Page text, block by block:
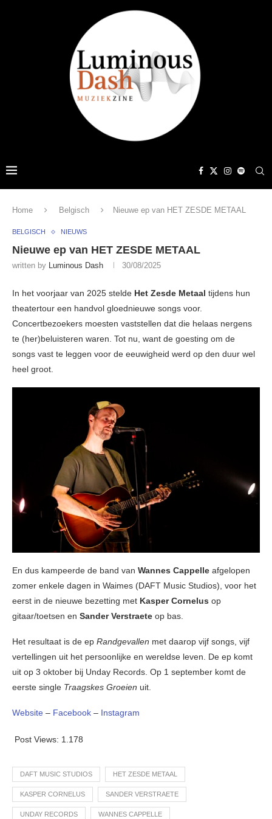
Home Belgisch Nieuwe ep van HET ZESDE METAAL
BELGISCH NIEUWS
Nieuwe ep van HET ZESDE METAAL
written by Luminous Dash 30/08/2025
In het voorjaar van 2025 stelde Het Zesde Metaal tijdens hun
theatertour een handvol gloednieuwe songs voor.
Concertbezoekers moesten vaststellen dat die helaas nergens
te (her)beluisteren waren. Tot nu, want de goesting om de
songs vast te leggen voor de eeuwigheid werd op den duur wel
heel groot.
En dus kampeerde de band van Wannes Cappelle afgelopen
zomer enkele dagen in Waimes (DAFT Music Studios), voor het
eerst in de nieuwe bezetting met Kasper Cornelus op
gitaar/toetsen en Sander Verstraete op bas.
Het resultaat is de ep Randgevallen met daarop vijf songs, vijf
vertellingen uit het persoonlijke en wereldse leven. De ep komt
uit op 3 oktober bij Unday Records. Op 1 september komt de
eerste single Traagskes Groeien uit.
Website – Facebook – Instagram
Post Views: 1.178
DAFT MUSIC STUDIOS HET ZESDE METAAL
KASPER CORNELUS SANDER VERSTRAETE
UNDAY RECORDS WANNES CAPPELLE